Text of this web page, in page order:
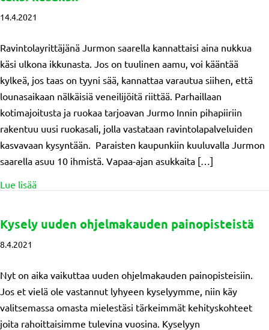
14.4.2021
Ravintolayrittäjänä Jurmon saarella kannattaisi aina nukkua
käsi ulkona ikkunasta. Jos on tuulinen aamu, voi kääntää
kylkeä, jos taas on tyyni sää, kannattaa varautua siihen, että
lounasaikaan nälkäisiä veneilijöitä riittää. Parhaillaan
kotimajoitusta ja ruokaa tarjoavan Jurmo Innin pihapiiriin
rakentuu uusi ruokasali, jolla vastataan ravintolapalveluiden
kasvavaan kysyntään. Paraisten kaupunkiin kuuluvalla Jurmon
saarella asuu 10 ihmistä. Vapaa-ajan asukkaita […]
Lue lisääabout Jurmo Inn laajentaa ravintolatoimintaansa täksi
Kysely uuden ohjelmakauden painopisteistä
8.4.2021
Nyt on aika vaikuttaa uuden ohjelmakauden painopisteisiin.
Jos et vielä ole vastannut lyhyeen kyselyymme, niin käy
valitsemassa omasta mielestäsi tärkeimmät kehityskohteet
joita rahoittaisimme tulevina vuosina. Kyselyyn